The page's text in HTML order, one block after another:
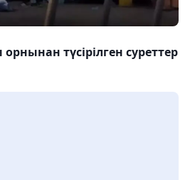
түсірілген суреттер